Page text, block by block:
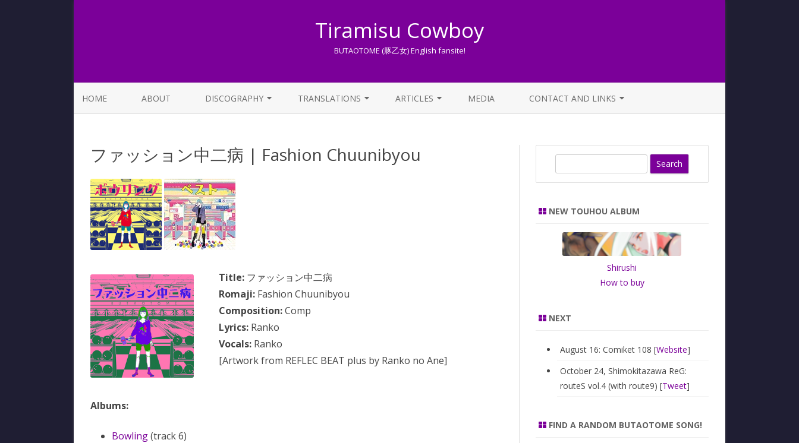
Tiramisu Cowboy
BUTAOTOME (豚乙女) English fansite!
to
HOME ABOUT DISCOGRAPHY TRANSLATIONS
OTHER TRANSLATIONS
ARTICLES
WORLD OF BUTAOTOME
MEDIA CONTACT AND LINKS
ファッション中二病 | Fashion Chuunibyou
Title:ファッション中二病
Romaji:Fashion Chuunibyou
Composition:Comp
Lyrics:Ranko
Vocals:Ranko
[Artwork from REFLEC BEAT plus by Ranko no Ane]
Albums:
Bowling(track 6)
c
NEW TOUHOU ALBUM
Shirushi
How to buy
NEXT
August 16: Comiket 108 [Website]
October 24, Shimokitazawa ReG:
routeS vol.4 (with route9) [Tweet]
FIND A RANDOM BUTAOTOME SONG!